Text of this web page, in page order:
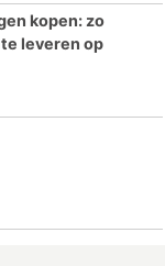
kopen: zo
leveren op